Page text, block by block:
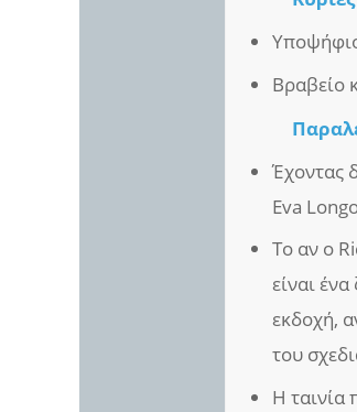
Βραβείο
Έχοντας
Eva
Το αν ο
είναι
εκδοχή,
του
Η ταινία